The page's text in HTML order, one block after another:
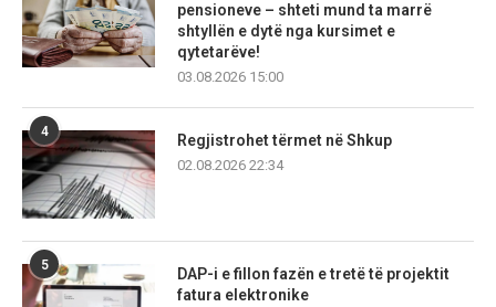
pensioneve – shteti mund ta marrë
shtyllën e dytë nga kursimet e
qytetarëve!
03.08.2026 15:00
4
Regjistrohet tërmet në Shkup
02.08.2026 22:34
5
DAP-i e fillon fazën e tretë të projektit
fatura elektronike